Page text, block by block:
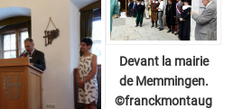
Devant la mairie
de Memmingen.
©franckmontaug